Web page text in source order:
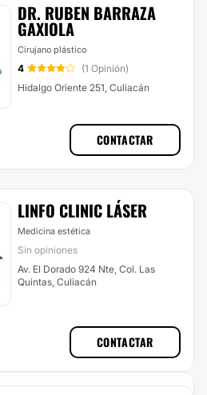
DR. RUBEN BARRAZA
GAXIOLA
Cirujano plástico
4
(1 Opinión)
Hidalgo Oriente 251, Culiacán
CONTACTAR
LINFO CLINIC LÁSER
Medicina estética
Sin opiniones
Av. El Dorado 924 Nte, Col. Las
Quintas, Culiacán
CONTACTAR